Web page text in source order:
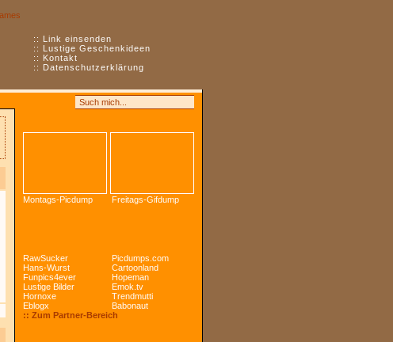
:: Link einsenden
:: Lustige Geschenkideen
:: Kontakt
:: Datenschutzerklärung
Montags-Picdump Freitags-Gifdump
RawSucker
Picdumps.com
Hans-Wurst
Cartoonland
Funpics4ever
Hopeman
Lustige Bilder
Emok.tv
Hornoxe
Trendmutti
Eblogx
Babonaut
:: Zum Partner-Bereich